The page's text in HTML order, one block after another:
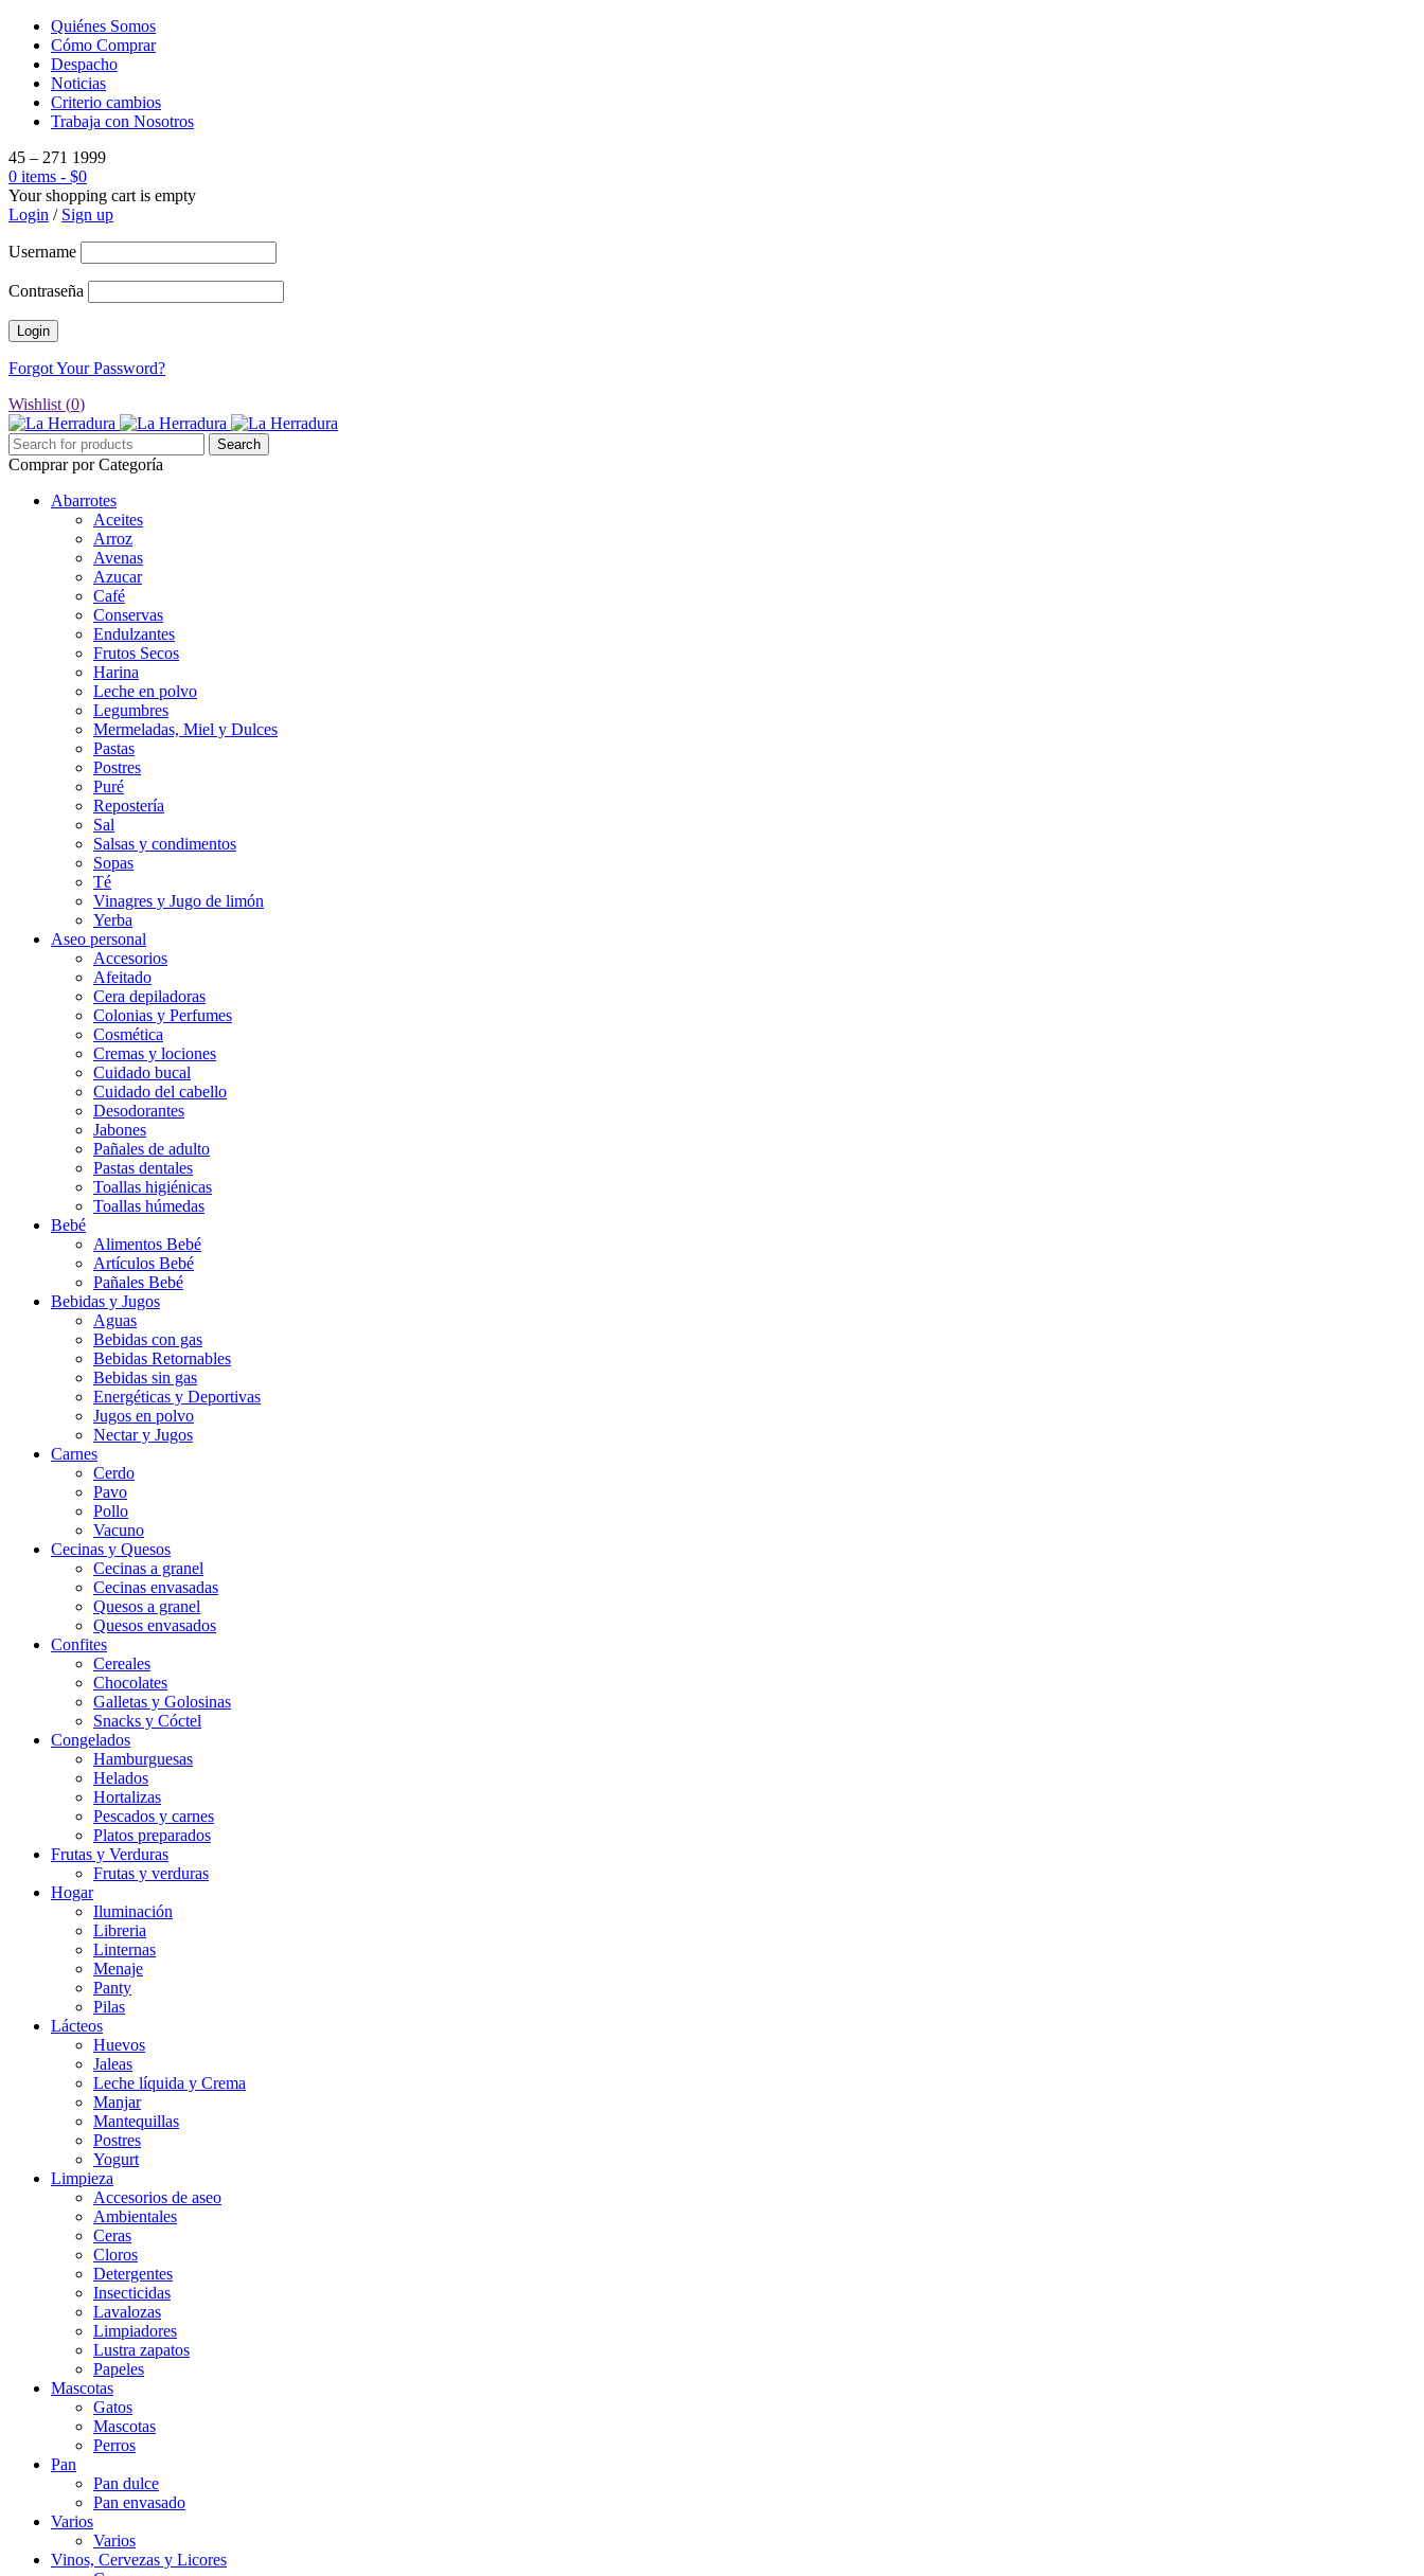
Quiénes Somos
Cómo Comprar
Despacho
Noticias
Criterio cambios
Trabaja con Nosotros
45 – 271 1999
0 items - $0
Your shopping cart is empty
Login / Sign up
Username
Contraseña
Forgot Your Password?
Wishlist (0)
Comprar por Categoría
Abarrotes
Aceites
Arroz
Avenas
Azucar
Café
Conservas
Endulzantes
Frutos Secos
Harina
Leche en polvo
Legumbres
Mermeladas, Miel y Dulces
Pastas
Postres
Puré
Repostería
Sal
Salsas y condimentos
Sopas
Té
Vinagres y Jugo de limón
Yerba
Aseo personal
Accesorios
Afeitado
Cera depiladoras
Colonias y Perfumes
Cosmética
Cremas y lociones
Cuidado bucal
Cuidado del cabello
Desodorantes
Jabones
Pañales de adulto
Pastas dentales
Toallas higiénicas
Toallas húmedas
Bebé
Alimentos Bebé
Artículos Bebé
Pañales Bebé
Bebidas y Jugos
Aguas
Bebidas con gas
Bebidas Retornables
Bebidas sin gas
Energéticas y Deportivas
Jugos en polvo
Nectar y Jugos
Carnes
Cerdo
Pavo
Pollo
Vacuno
Cecinas y Quesos
Cecinas a granel
Cecinas envasadas
Quesos a granel
Quesos envasados
Confites
Cereales
Chocolates
Galletas y Golosinas
Snacks y Cóctel
Congelados
Hamburguesas
Helados
Hortalizas
Pescados y carnes
Platos preparados
Frutas y Verduras
Frutas y verduras
Hogar
Iluminación
Libreria
Linternas
Menaje
Panty
Pilas
Lácteos
Huevos
Jaleas
Leche líquida y Crema
Manjar
Mantequillas
Postres
Yogurt
Limpieza
Accesorios de aseo
Ambientales
Ceras
Cloros
Detergentes
Insecticidas
Lavalozas
Limpiadores
Lustra zapatos
Papeles
Mascotas
Gatos
Mascotas
Perros
Pan
Pan dulce
Pan envasado
Varios
Varios
Vinos, Cervezas y Licores